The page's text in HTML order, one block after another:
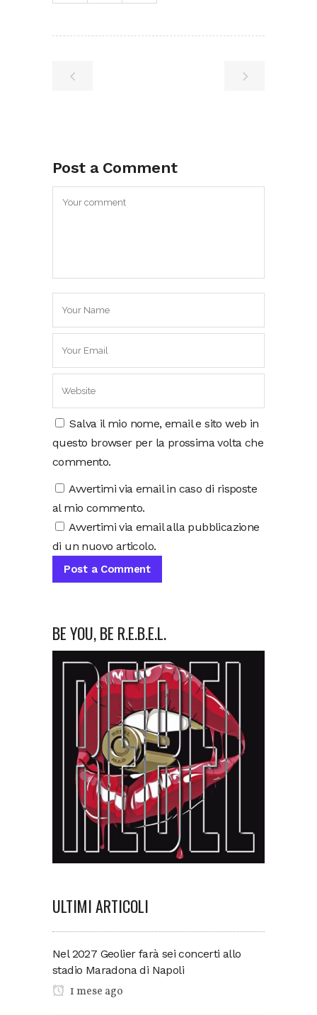
Post a Comment
Salva il mio nome, email e sito web in
questo browser per la prossima volta che
commento.
Avvertimi via email in caso di risposte
al mio commento.
Avvertimi via email alla pubblicazione
di un nuovo articolo.
BE YOU, BE R.E.B.E.L.
ULTIMI ARTICOLI
Nel 2027 Geolier farà sei concerti allo
stadio Maradona di Napoli
1 mese ago